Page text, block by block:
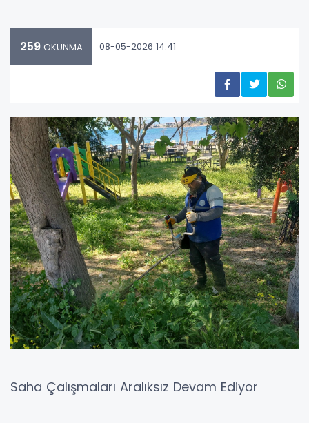
259 OKUNMA 08-05-2026 14:41
Saha Çalışmaları Aralıksız Devam Ediyor